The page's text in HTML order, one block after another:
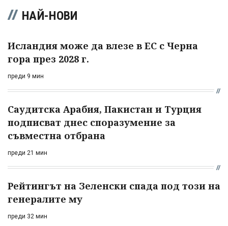
НАЙ-НОВИ
Исландия може да влезе в ЕС с Черна
гора през 2028 г.
преди 9 мин
Саудитска Арабия, Пакистан и Турция
подписват днес споразумение за
съвместна отбрана
преди 21 мин
Рейтингът на Зеленски спада под този на
генералите му
преди 32 мин